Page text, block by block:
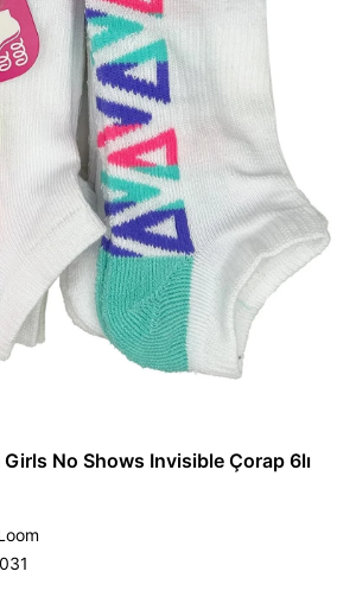
No Shows Invisible Çorap 6lı